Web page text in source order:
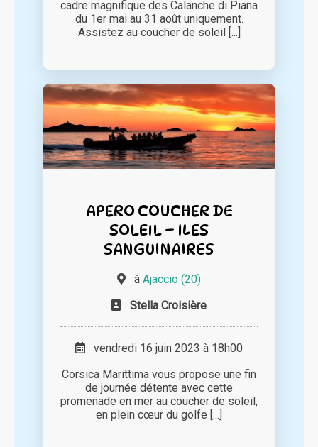
cadre magnifique des Calanche di Piana
du 1er mai au 31 août uniquement.
Assistez au coucher de soleil [...]
APERO COUCHER DE
SOLEIL – ILES
SANGUINAIRES
à Ajaccio (20)
Stella Croisière
vendredi 16 juin 2023 à 18h00
Corsica Marittima vous propose une fin
de journée détente avec cette
promenade en mer au coucher de soleil,
en plein cœur du golfe [...]